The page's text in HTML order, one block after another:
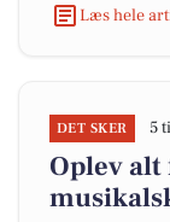
Læs hele
DET SKER 5
Oplev